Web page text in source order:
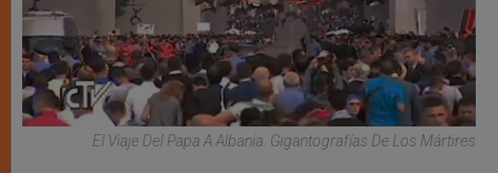
El Viaje Del Papa A Albania. Gigantografías De Los Mártires